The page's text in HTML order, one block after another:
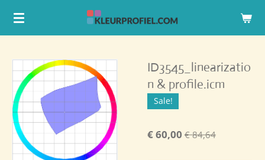
Ga
hoofdinhoud
ID3545_linearizatio
n & profile.icm
Sale!
€ 60,00 € 84,64